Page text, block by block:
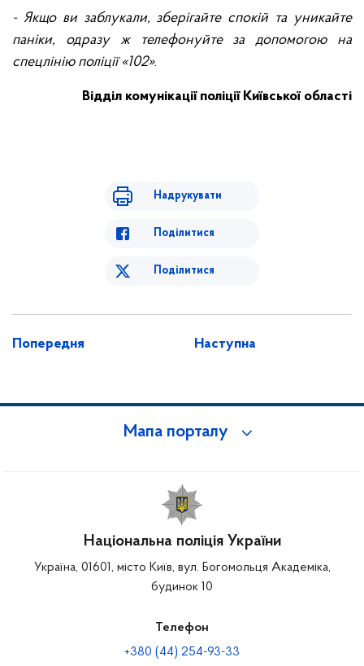
- Якщо ви заблукали, зберігайте спокій та уникайте
паніки, одразу ж телефонуйте за допомогою на
спецлінію поліції «102».
Відділ комунікації поліції Київської області
Надрукувати
Поділитися
Поділитися
Попередня Наступна
Мапа порталу
Національна поліція України
Україна, 01601, місто Київ, вул. Богомольця Академіка,
будинок 10
Телефон
+380 (44) 254-93-33